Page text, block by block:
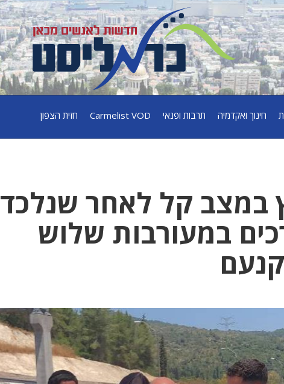
חינוך ואקדמיה תרבות ופנאי Carmelist VOD חזית הצפון
במצב קל לאחר שנלכד
במעורבות שלוש